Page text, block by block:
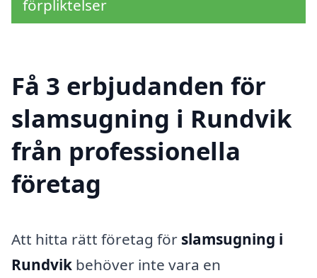
förpliktelser
Få 3 erbjudanden för
slamsugning i Rundvik
från professionella
företag
Att hitta rätt företag för slamsugning i
Rundvik behöver inte vara en